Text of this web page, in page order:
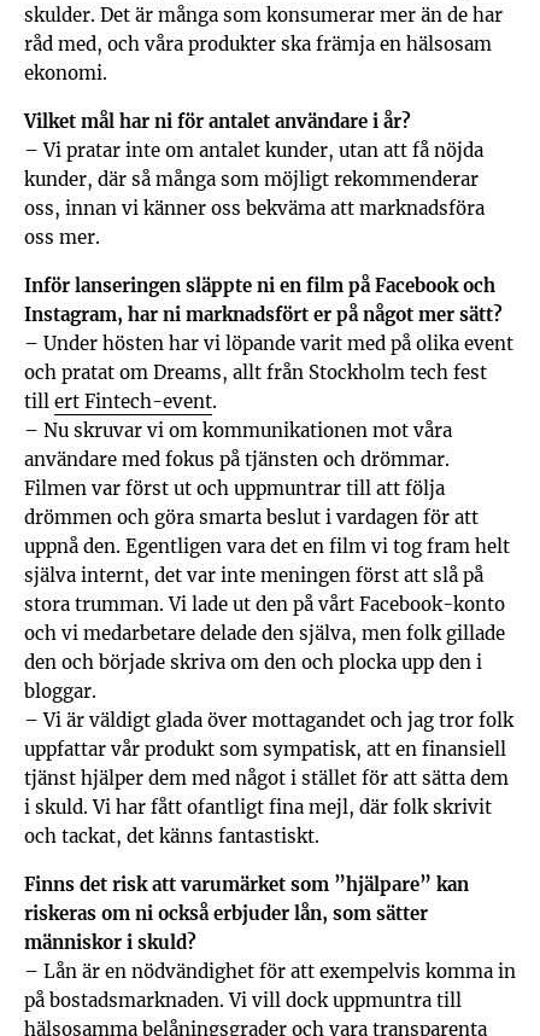
skulder. Det är många som konsumerar mer än de har
råd med, och våra produkter ska främja en hälsosam
ekonomi.
Vilket mål har ni för antalet användare i år?
– Vi pratar inte om antalet kunder, utan att få nöjda
kunder, där så många som möjligt rekommenderar
oss, innan vi känner oss bekväma att marknadsföra
oss mer.
Inför lanseringen släppte ni en film på Facebook och
Instagram, har ni marknadsfört er på något mer sätt?
– Under hösten har vi löpande varit med på olika event
och pratat om Dreams, allt från Stockholm tech fest
till ert Fintech-event.
– Nu skruvar vi om kommunikationen mot våra
användare med fokus på tjänsten och drömmar.
Filmen var först ut och uppmuntrar till att följa
drömmen och göra smarta beslut i vardagen för att
uppnå den. Egentligen vara det en film vi tog fram helt
själva internt, det var inte meningen först att slå på
stora trumman. Vi lade ut den på vårt Facebook-konto
och vi medarbetare delade den själva, men folk gillade
den och började skriva om den och plocka upp den i
bloggar.
– Vi är väldigt glada över mottagandet och jag tror folk
uppfattar vår produkt som sympatisk, att en finansiell
tjänst hjälper dem med något i stället för att sätta dem
i skuld. Vi har fått ofantligt fina mejl, där folk skrivit
och tackat, det känns fantastiskt.
Finns det risk att varumärket som ”hjälpare” kan
riskeras om ni också erbjuder lån, som sätter
människor i skuld?
– Lån är en nödvändighet för att exempelvis komma in
på bostadsmarknaden. Vi vill dock uppmuntra till
hälsosamma belåningsgrader och vara transparenta